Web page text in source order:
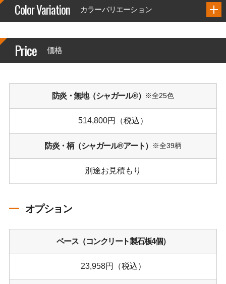
Color Variation カラーバリエーション
Price 価格
防炎・無地（シャガール®） ※全25色
514,800円（税込）
防炎・柄（シャガール®アート） ※全39柄
別途お見積もり
オプション
ベース（コンクリート製石板4個）
23,958円（税込）